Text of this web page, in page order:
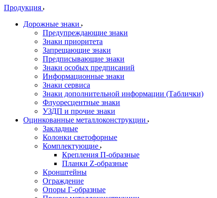
Продукция
Дорожные знаки
Предупреждающие знаки
Знаки приоритета
Запрещающие знаки
Предписывающие знаки
Знаки особых предписаний
Информационные знаки
Знаки сервиса
Знаки дополнительной информации (Таблички)
Флуоресцентные знаки
УЗДП и прочие знаки
Оцинкованные металлоконструкции
Закладные
Колонки светофорные
Комплектующие
Крепления П-образные
Планки Z-образные
Кронштейны
Ограждение
Опоры Г-образные